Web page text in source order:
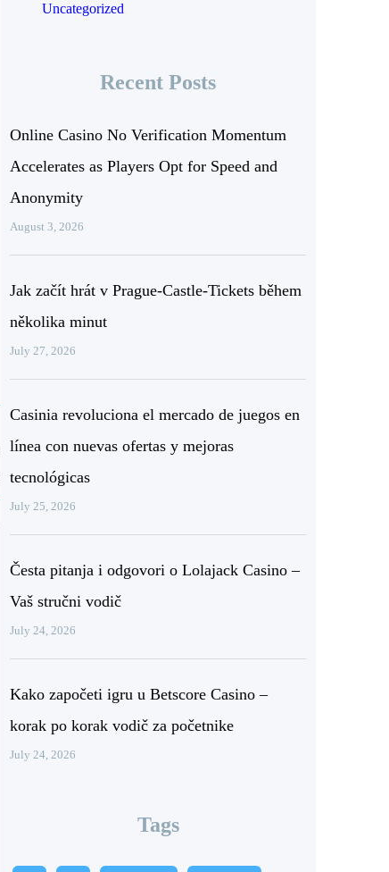
Uncategorized
Recent Posts
Online Casino No Verification Momentum
Accelerates as Players Opt for Speed and
Anonymity
August 3, 2026
Jak začít hrát v Prague‑Castle‑Tickets během
několika minut
July 27, 2026
Casinia revoluciona el mercado de juegos en
línea con nuevas ofertas y mejoras
tecnológicas
July 25, 2026
Česta pitanja i odgovori o Lolajack Casino –
Vaš stručni vodič
July 24, 2026
Kako započeti igru u Betscore Casino –
korak po korak vodič za početnike
July 24, 2026
Tags